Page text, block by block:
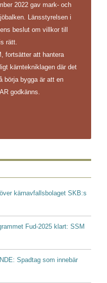
2022 gav mark- och
Länsstyrelsen i
beslut om villkor till
rätt.
fortsätter att hantera
kärntekniklagen där det
börja bygga är att en
godkänns.
kärnavfallsbolaget SKB:s
Fud-2025 klart: SSM
Spadtag som innebär